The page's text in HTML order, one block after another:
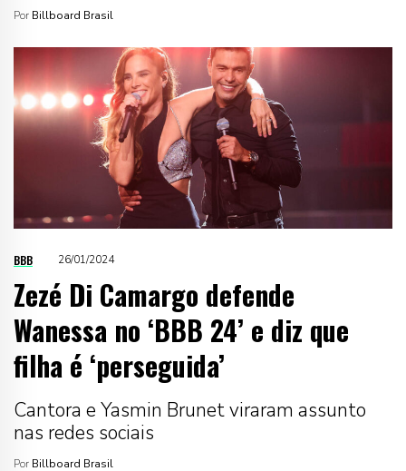
Por Billboard Brasil
BBB 26/01/2024
Zezé Di Camargo defende
Wanessa no ‘BBB 24’ e diz que
filha é ‘perseguida’
Cantora e Yasmin Brunet viraram assunto
nas redes sociais
Por Billboard Brasil